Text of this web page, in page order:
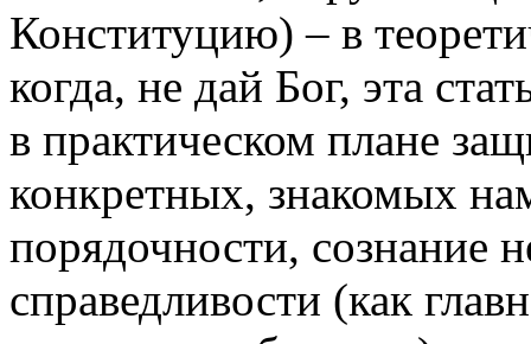
Конституцию) – в
когда, не дай Бог, эта
в практическом плане
конкретных, знакомых
порядочности, сознание
справедливости (как